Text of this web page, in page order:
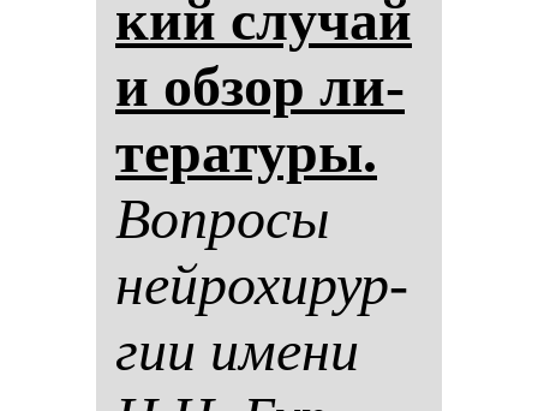
кий слу­чай
и об­зор ли­
те­ра­ту­ры.
Воп­ро­сы
ней­ро­хи­рур­
гии име­ни